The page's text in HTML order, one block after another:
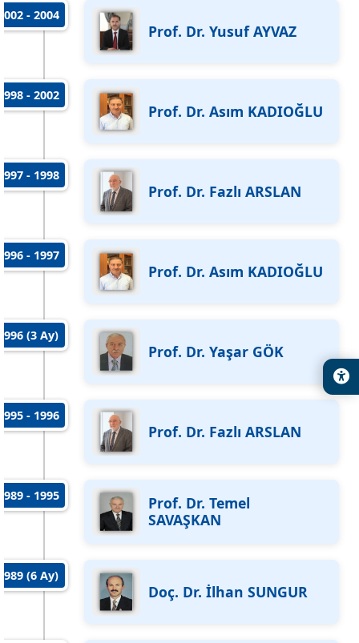
- 2004
Prof. Dr. Yusuf AYVAZ
- 2002
Prof. Dr. Asım KADIOĞLU
- 1998
Prof. Dr. Fazlı ARSLAN
- 1997
Prof. Dr. Asım KADIOĞLU
(3 Ay)
Prof. Dr. Yaşar GÖK
- 1996
Prof. Dr. Fazlı ARSLAN
- 1995
Prof. Dr. Temel
SAVAŞKAN
(6 Ay)
Doç. Dr. İlhan SUNGUR